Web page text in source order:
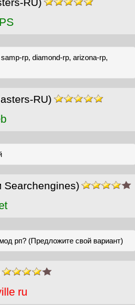
rp, diamond-rp, arizona-rp,
RU)
Searchengines)
рп? (Предложите свой вариант)
ru